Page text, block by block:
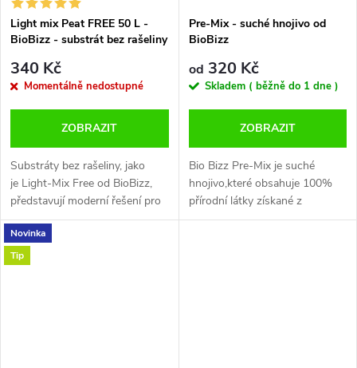
Light mix Peat FREE 50 L -
BioBizz - substrát bez rašeliny
340 Kč
Momentálně nedostupné
ZOBRAZIT
Substráty bez rašeliny, jako
je Light-Mix Free od BioBizz,
představují moderní řešení pro
pěstování rostlin s ohledem na
udržitelnost a ekologii. Tyto...
Pre-Mix - suché hnojivo od
BioBizz
od 320 Kč
Skladem ( běžně do 1 dne )
ZOBRAZIT
Bio Bizz Pre-Mix je suché
hnojivo,které obsahuje 100%
přírodní látky získané z
organických hmot, skalní
Novinka
Tip